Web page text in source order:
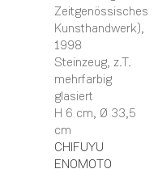
Zeitgenössisches
Kunsthandwerk),
1998
Steinzeug, z.T.
mehrfarbig
glasiert
H 6 cm, Ø 33,5
cm
CHIFUYU
ENOMOTO